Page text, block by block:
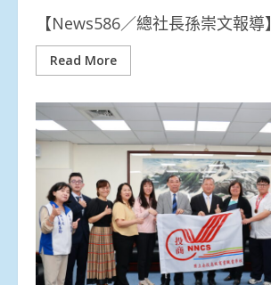
【News586／總社長孫崇文報導】
Read More